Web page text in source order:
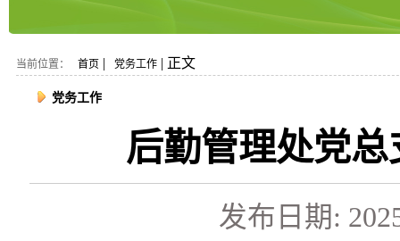
当前位置： 首页 | 党务工作 | 正文
党务工作
后勤管理处党总
发布日期: